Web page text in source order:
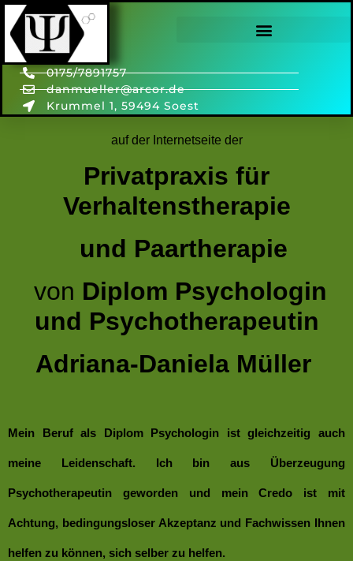
0175/7891757
danmueller@arcor.de
Krummel 1, 59494 Soest
Home
Herzlich Willkommen
auf der Internetseite der
Privatpraxis für
Verhaltenstherapie
und Paartherapie
von Diplom Psychologin
und Psychotherapeutin
Adriana-Daniela Müller
Mein Beruf als Diplom Psychologin ist gleichzeitig auch
meine Leidenschaft. Ich bin aus Überzeugung
Psychotherapeutin geworden und mein Credo ist mit
Achtung, bedingungsloser Akzeptanz und Fachwissen Ihnen
helfen zu können, sich selber zu helfen.